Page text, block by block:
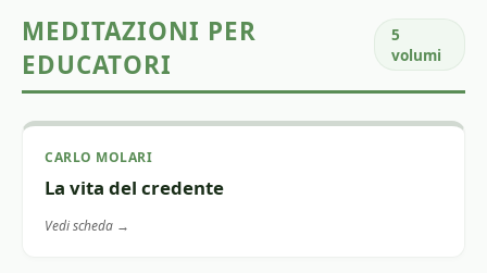
MEDITAZIONI PER
EDUCATORI
5
volumi
CARLO MOLARI
La vita del credente
Vedi scheda →